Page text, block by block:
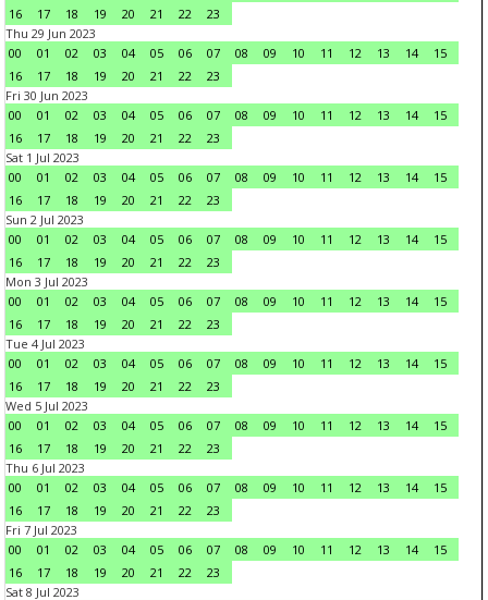
16
17 18 19 20 21 22
23
Thu 29 Jun 2023
00
01 02 03 04 05 06 07 08 09 10 11 12 13 14
15
16
17 18 19 20 21 22
23
Fri 30 Jun 2023
00
01 02 03 04 05 06 07 08 09 10 11 12 13 14
15
16
17 18 19 20 21 22
23
Sat 1 Jul 2023
00
01 02 03 04 05 06 07 08 09 10 11 12 13 14
15
16
17 18 19 20 21 22
23
Sun 2 Jul 2023
00
01 02 03 04 05 06 07 08 09 10 11 12 13 14
15
16
17 18 19 20 21 22
23
Mon 3 Jul 2023
00
01 02 03 04 05 06 07 08 09 10 11 12 13 14
15
16
17 18 19 20 21 22
23
Tue 4 Jul 2023
00
01 02 03 04 05 06 07 08 09 10 11 12 13 14
15
16
17 18 19 20 21 22
23
Wed 5 Jul 2023
00
01 02 03 04 05 06 07 08 09 10 11 12 13 14
15
16
17 18 19 20 21 22
23
Thu 6 Jul 2023
00
01 02 03 04 05 06 07 08 09 10 11 12 13 14
15
16
17 18 19 20 21 22
23
Fri 7 Jul 2023
00
01 02 03 04 05 06 07 08 09 10 11 12 13 14
15
16
17 18 19 20 21 22
23
Sat 8 Jul 2023